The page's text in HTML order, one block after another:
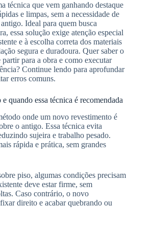
técnica que vem ganhando destaque
e limpas, sem a necessidade de
Ideal para quem busca
essa solução exige atenção especial
e à escolha correta dos materiais
segura e duradoura. Quer saber o
partir para a obra e como executar
Continue lendo para aprofundar
erros comuns.
quando essa técnica é recomendada
onde um novo revestimento é
o antigo. Essa técnica evita
sujeira e trabalho pesado.
rápida e prática, sem grandes
piso, algumas condições precisam
deve estar firme, sem
Caso contrário, o novo
direito e acabar quebrando ou